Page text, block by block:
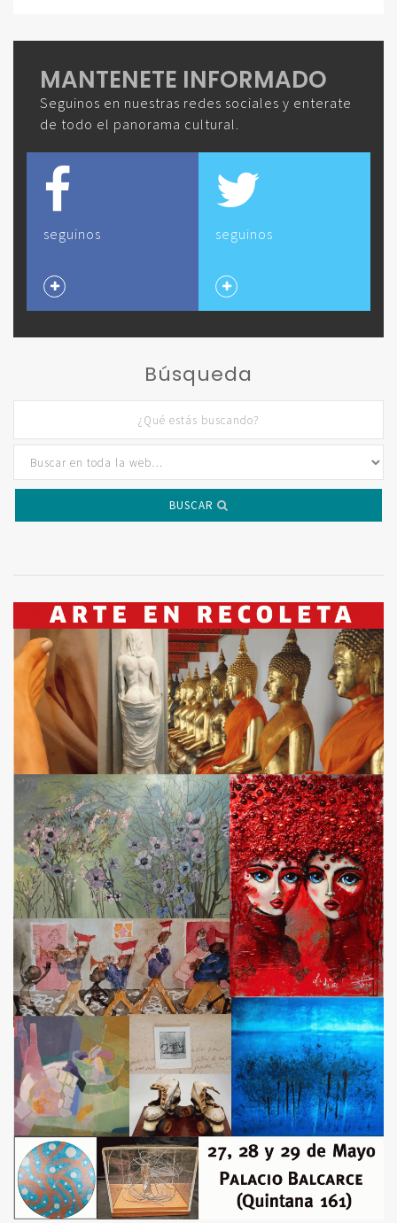
MANTENETE INFORMADO
Seguinos en nuestras redes sociales y enterate
de todo el panorama cultural.
seguinos seguinos
Búsqueda
BUSCAR